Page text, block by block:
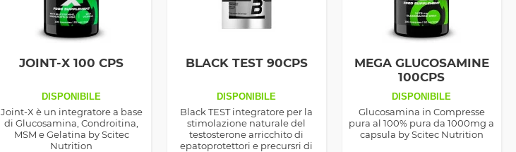
JOINT-X 100 CPS
DISPONIBILE
Joint-X è un integratore a base
di Glucosamina, Condroitina,
MSM e Gelatina by Scitec
Nutrition
BLACK TEST 90CPS
DISPONIBILE
Black TEST integratore per la
stimolazione naturale del
testosterone arricchito di
epatoprotettori e precursri di
MEGA GLUCOSAMINE
100CPS
DISPONIBILE
Glucosamina in Compresse
pura al 100% pura da 1000mg a
capsula by Scitec Nutrition